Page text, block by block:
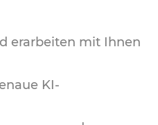
erarbeiten mit Ihnen
KI-